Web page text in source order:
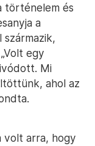
történelem és
a
egy
Mi
ahol az
volt arra, hogy